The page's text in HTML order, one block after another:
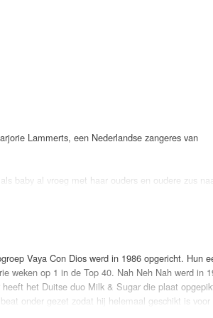
Lammerts, een Nederlandse zangeres van
baby al vroeg met haar ouders en oudere zus
meidengroep Loving Angels die een
van onder meer Golden Earring, Lee Towers,
uitdaging aan. Ze wordt leadzangeres van de
van haar nicht Ruth Jacott te verzorgen.
succesgroep Gospel Train, waarna ze wordt
Vaya Con Dios werd in 1986 opgericht. Hun
weken op 1 in de Top 40. Nah Neh Nah werd in
het Duitse duo Milk & Sugar die plaat
onder gezet zodat hij helemaal geschikt is voor